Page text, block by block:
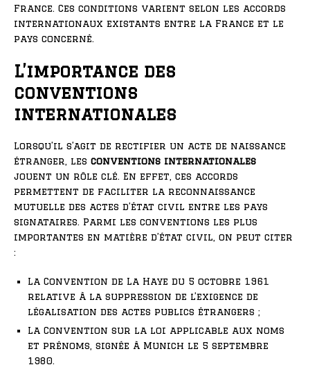
France. Ces conditions varient selon les accords
internationaux existants entre la France et le
pays concerné.
L’importance des
conventions
internationales
Lorsqu’il s’agit de rectifier un acte de naissance
étranger, les conventions internationales
jouent un rôle clé. En effet, ces accords
permettent de faciliter la reconnaissance
mutuelle des actes d’état civil entre les pays
signataires. Parmi les conventions les plus
importantes en matière d’état civil, on peut citer
:
La Convention de La Haye du 5 octobre 1961
relative à la suppression de l’exigence de
légalisation des actes publics étrangers ;
La Convention sur la loi applicable aux noms
et prénoms, signée à Munich le 5 septembre
1980.